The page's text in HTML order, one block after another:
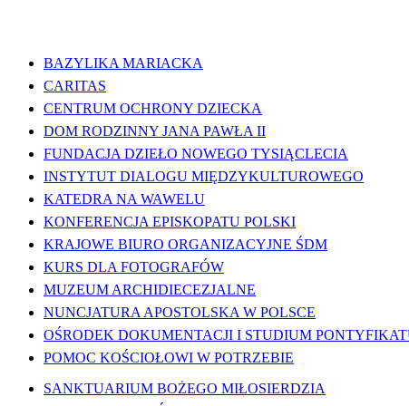
BAZYLIKA MARIACKA
CARITAS
CENTRUM OCHRONY DZIECKA
DOM RODZINNY JANA PAWŁA II
FUNDACJA DZIEŁO NOWEGO TYSIĄCLECIA
INSTYTUT DIALOGU MIĘDZYKULTUROWEGO
KATEDRA NA WAWELU
KONFERENCJA EPISKOPATU POLSKI
KRAJOWE BIURO ORGANIZACYJNE ŚDM
KURS DLA FOTOGRAFÓW
MUZEUM ARCHIDIECEZJALNE
NUNCJATURA APOSTOLSKA W POLSCE
OŚRODEK DOKUMENTACJI I STUDIUM
POMOC KOŚCIOŁOWI W POTRZEBIE
SANKTUARIUM BOŻEGO MIŁOSIERDZIA